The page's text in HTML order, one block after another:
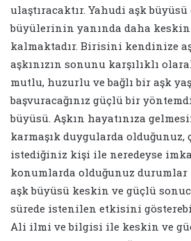
ulaştıracaktır. Yahudi aşk
büyülerinin yanında daha
kalmaktadır. Birisini kendinize
aşkınızın sonunu karşılıklı
mutlu, huzurlu ve bağlı bir aşk
başvuracağınız güçlü bir
büyüsü. Aşkın hayatınıza
karmaşık duygularda olduğunuz,
istediğiniz kişi ile neredeyse
konumlarda olduğunuz
aşk büyüsü keskin ve güçlü
sürede istenilen etkisini
Ali ilmi ve bilgisi ile keskin ve